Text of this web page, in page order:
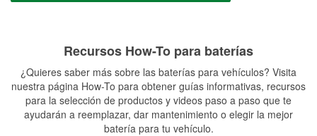
Recursos How-To para baterías
¿Quieres saber más sobre las baterías para vehículos? Visita
nuestra página How-To para obtener guías informativas, recursos
para la selección de productos y videos paso a paso que te
ayudarán a reemplazar, dar mantenimiento o elegir la mejor
batería para tu vehículo.